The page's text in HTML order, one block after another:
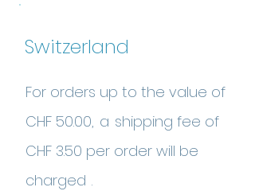
Switzerland
For orders up to the value of
CHF 50.00, a shipping fee of
CHF 3.50 per order will be
charged .